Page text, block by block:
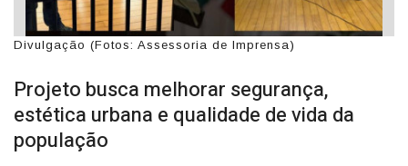
Divulgação (Fotos: Assessoria de Imprensa)
Projeto busca melhorar segurança,
estética urbana e qualidade de vida da
população